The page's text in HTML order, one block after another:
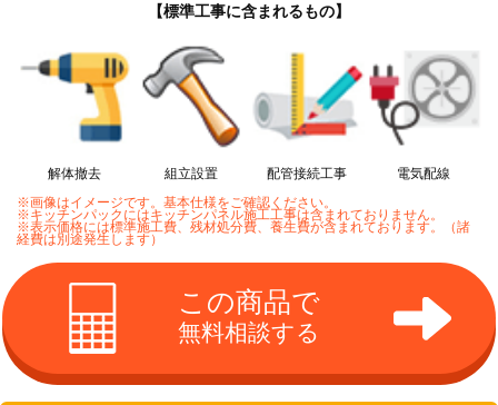
【標準工事に含まれるもの】
解体撤去 組立設置 配管接続工事
電気配線
※画像はイメージです。基本仕様をご確認ください。
※キッチンパックにはキッチンパネル施工工事は含まれておりません。
※表示価格には標準施工費、残材処分費、養生費が含まれております。（諸
経費は別途発生します）
この商品で
無料相談する